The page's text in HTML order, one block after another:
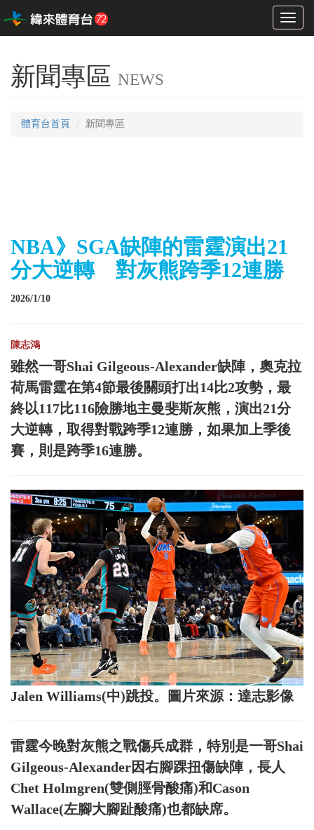
Toggle
新聞專區 NEWS
體育台首頁 新聞專區
NBA》SGA缺陣的雷霆演出21
分大逆轉 對灰熊跨季12連勝
2026/1/10
陳志鴻
雖然一哥Shai Gilgeous-Alexander缺陣，奧克拉
荷馬雷霆在第4節最後關頭打出14比2攻勢，最
終以117比116險勝地主曼斐斯灰熊，演出21分
大逆轉，取得對戰跨季12連勝，如果加上季後
賽，則是跨季16連勝。
Jalen Williams(中)跳投。圖片來源：達志影像
雷霆今晚對灰熊之戰傷兵成群，特別是一哥Shai
Gilgeous-Alexander因右腳踝扭傷缺陣，長人
Chet Holmgren(雙側脛骨酸痛)和Cason
Wallace(左腳大腳趾酸痛)也都缺席。